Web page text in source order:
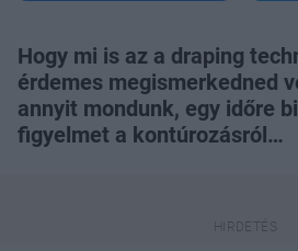
Hogy mi is az a draping
érdemes megismerkedned
annyit mondunk, egy időre
figyelmet a kontúrozásról…